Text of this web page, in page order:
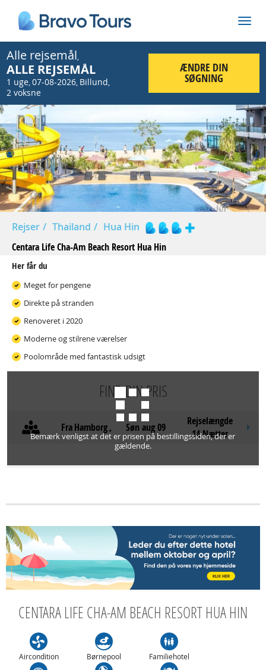
Alle rejsemål,
ALLE REJSEMÅL
1 uge,07-08-2026, Billund,
2 voksne
ÆNDRE DIN
SØGNING
Prev
Rejser Thailand
Hua Hin
Centara Life Cha-Am Beach Resort Hua Hin
Her får du
Meget for pengene
Direkte på stranden
Renoveret i 2020
Moderne og stilrene værelser
Poolområde med fantastisk udsigt
Bemærk venligst at det er prisen på bestillingssiden, der er
gældende.
FIND DIN PRIS
Fra Hamborg , søn aug 09
Rejselængde
14 Nætter
CENTARA LIFE CHA-AM BEACH RESORT HUA HIN
Aircondition Børnepool Familiehotel